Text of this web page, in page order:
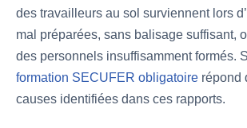
des travailleurs au sol surviennent lors
mal préparées, sans balisage suffisant,
des personnels insuffisamment formés.
formation SECUFER obligatoire répond
causes identifiées dans ces rapports.